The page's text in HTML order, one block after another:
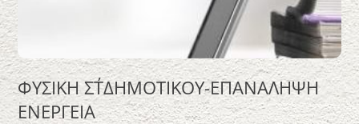
ΦΥΣΙΚΗ ΣΤ΄ΔΗΜΟΤΙΚΟΥ-ΕΠΑΝΑΛΗΨΗ
ΕΝΕΡΓΕΙΑ